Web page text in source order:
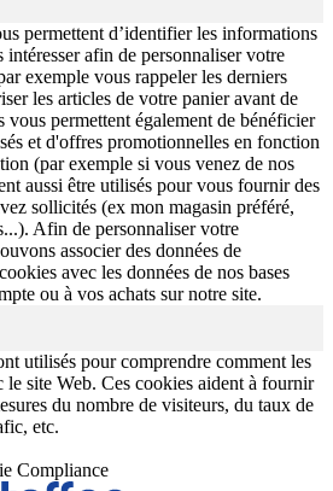
permettent d’identifier les informations
afin de personnaliser votre
exemple vous rappeler les derniers
les articles de votre panier avant de
vous permettent également de bénéficier
et d'offres promotionnelles en fonction
(par exemple si vous venez de nos
aussi être utilisés pour vous fournir des
sollicités (ex mon magasin préféré,
Afin de personnaliser votre
associer des données de
avec les données de nos bases
ou à vos achats sur notre site.
utilisés pour comprendre comment les
le site Web. Ces cookies aident à fournir
du nombre de visiteurs, du taux de
etc.
Compliance